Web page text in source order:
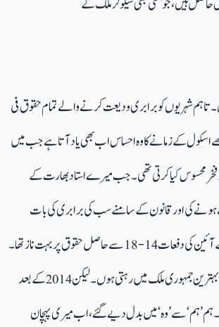
تاہم شہریوں کو برابری ودیعت کرنے والے تمام حقوق فی
اسکول کے زمانے کا وہ احساس اب بھی یاد آتا ہے جب میں
فخر محسوس کیا کرتی تھی۔ جب میرے استاد بھارت کے
ہونے کی اور قانون کے سامنے سب کی برابری کی بات
کرتے تھےتو مجھے ملک کے آئین کی دفعات 14-18 سے حاصل حقوق پر بہت ناز تھا۔
گویا میں دنیا کے سب سے بہترین جمہوری ملک میں رہتی ہوں۔ لیکن 2014 کے بعد
سے ’وہ‘ میں بدل دیے گئے، اب میری پہچان